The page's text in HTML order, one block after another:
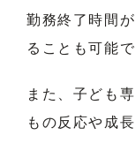
勤務終了時間
ることも可能で
また、子ども
もの反応や成